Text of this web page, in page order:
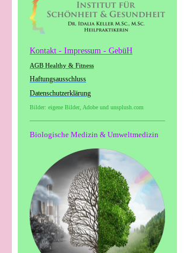
Kontakt - Impressum - GebüH
AGB Healthy & Fitness
Haftungsausschluss
Datenschutzerklärung
Bilder: eigene Bilder, Adobe und unsplush.com
Biologische Medizin & Umweltmedizin